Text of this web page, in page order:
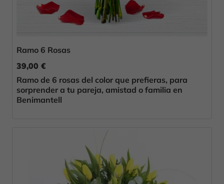
Ramo 6 Rosas
39,00 €
Ramo de 6 rosas del color que prefieras, para
sorprender a tu pareja, amistad o familia en
Benimantell